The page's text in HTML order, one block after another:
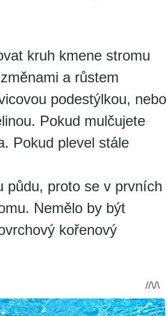
kruh kmene stromu
a růstem
podestýlkou, nebo
Pokud mulčujete
Pokud plevel stále
půdu, proto se v prvních
Nemělo by být
kořenový